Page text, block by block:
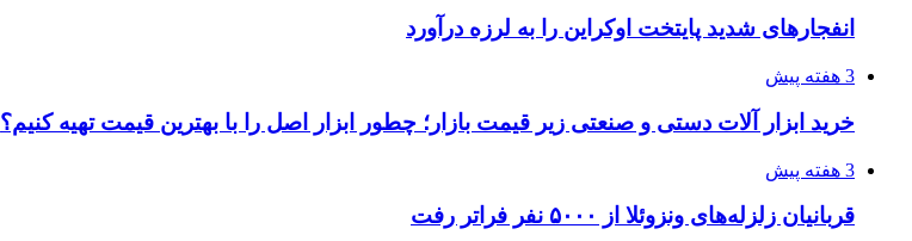
انفجارهای شدید پایتخت اوکراین را به لرزه درآورد
3 هفته پیش
خرید ابزار آلات دستی و صنعتی زیر قیمت بازار؛ چطور ابزار اصل را با بهترین قیمت تهیه کنیم؟
3 هفته پیش
قربانیان زلزله‌های ونزوئلا از ۵۰۰۰ نفر فراتر رفت